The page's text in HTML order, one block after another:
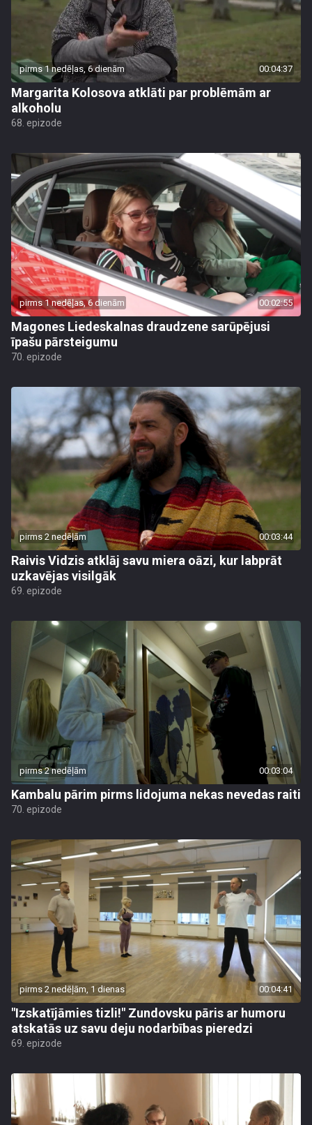
pirms 1 nedēļas, 6 dienām 00:04:37
Margarita Kolosova atklāti par problēmām ar
alkoholu
68. epizode
pirms 1 nedēļas, 6 dienām 00:02:55
Magones Liedeskalnas draudzene sarūpējusi
īpašu pārsteigumu
70. epizode
pirms 2 nedēļām 00:03:44
Raivis Vidzis atklāj savu miera oāzi, kur labprāt
uzkavējas visilgāk
69. epizode
pirms 2 nedēļām 00:03:04
Kambalu pārim pirms lidojuma nekas nevedas raiti
70. epizode
pirms 2 nedēļām, 1 dienas 00:04:41
"Izskatījāmies tizli!" Zundovsku pāris ar humoru
atskatās uz savu deju nodarbības pieredzi
69. epizode